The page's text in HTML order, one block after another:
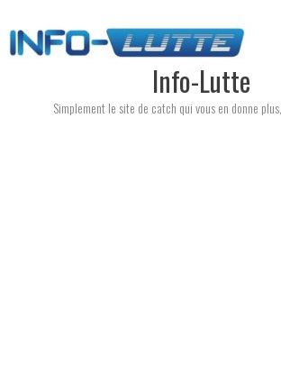
to
content
Info-Lutte
Simplement le site de catch qui vous en donne